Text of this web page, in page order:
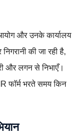
आयोग और उनके कार्यालय
की जा रही है,
और लगन से निभाएँ।
फॉर्म भरते समय किन